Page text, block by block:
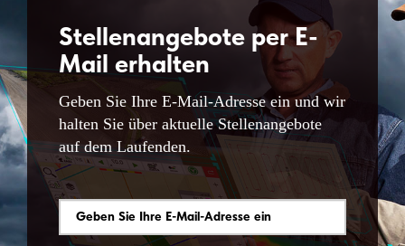
Stellenangebote per E-
Mail erhalten
Geben Sie Ihre E-Mail-Adresse ein und wir
halten Sie über aktuelle Stellenangebote
auf dem Laufenden.